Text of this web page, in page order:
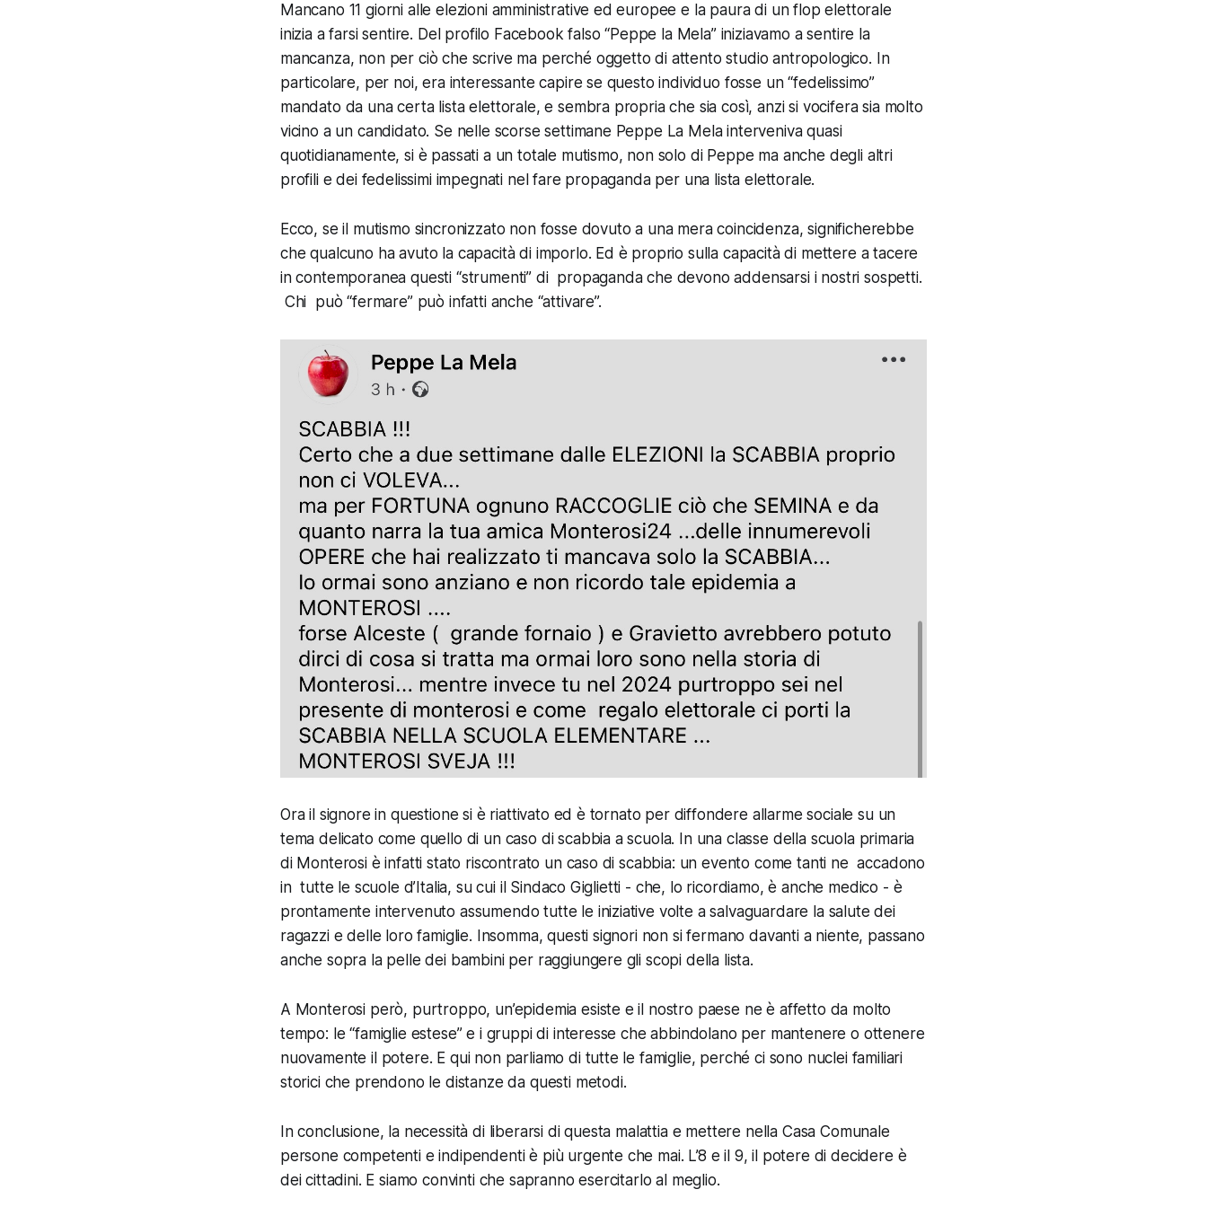
Mancano 11 giorni alle elezioni amministrative ed europee e la paura di un flop elettorale
inizia a farsi sentire. Del profilo Facebook falso “Peppe la Mela” iniziavamo a sentire la
mancanza, non per ciò che scrive ma perché oggetto di attento studio antropologico. In
particolare, per noi, era interessante capire se questo individuo fosse un “fedelissimo”
mandato da una certa lista elettorale, e sembra propria che sia così, anzi si vocifera sia molto
vicino a un candidato. Se nelle scorse settimane Peppe La Mela interveniva quasi
quotidianamente, si è passati a un totale mutismo, non solo di Peppe ma anche degli altri
profili e dei fedelissimi impegnati nel fare propaganda per una lista elettorale.
Ecco, se il mutismo sincronizzato non fosse dovuto a una mera coincidenza, significherebbe
che qualcuno ha avuto la capacità di imporlo. Ed è proprio sulla capacità di mettere a tacere
in contemporanea questi “strumenti” di propaganda che devono addensarsi i nostri sospetti.
Chi può “fermare” può infatti anche “attivare”.
Ora il signore in questione si è riattivato ed è tornato per diffondere allarme sociale su un
tema delicato come quello di un caso di scabbia a scuola. In una classe della scuola primaria
di Monterosi è infatti stato riscontrato un caso di scabbia: un evento come tanti ne accadono
in tutte le scuole d’Italia, su cui il Sindaco Giglietti - che, lo ricordiamo, è anche medico - è
prontamente intervenuto assumendo tutte le iniziative volte a salvaguardare la salute dei
ragazzi e delle loro famiglie. Insomma, questi signori non si fermano davanti a niente, passano
anche sopra la pelle dei bambini per raggiungere gli scopi della lista.
A Monterosi però, purtroppo, un’epidemia esiste e il nostro paese ne è affetto da molto
tempo: le “famiglie estese” e i gruppi di interesse che abbindolano per mantenere o ottenere
nuovamente il potere. E qui non parliamo di tutte le famiglie, perché ci sono nuclei familiari
storici che prendono le distanze da questi metodi.
In conclusione, la necessità di liberarsi di questa malattia e mettere nella Casa Comunale
persone competenti e indipendenti è più urgente che mai. L’8 e il 9, il potere di decidere è
dei cittadini. E siamo convinti che sapranno esercitarlo al meglio.